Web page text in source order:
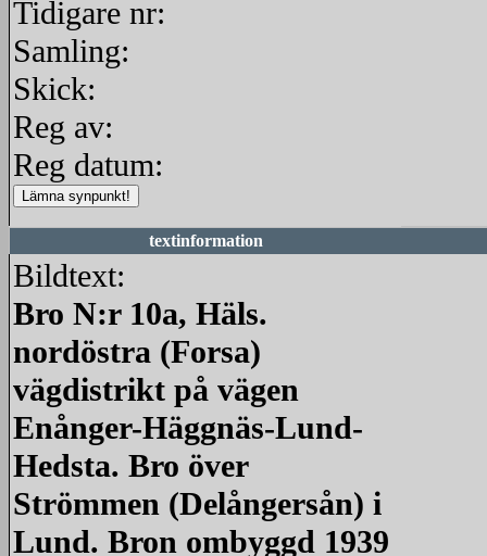
Tidigare nr:
Samling:
Skick:
Reg av:
Reg datum:
textinformation
Bildtext:
Bro N:r 10a, Häls.
nordöstra (Forsa)
vägdistrikt på vägen
Enånger-Häggnäs-Lund-
Hedsta. Bro över
Strömmen (Delångersån) i
Lund. Bron ombyggd 1939